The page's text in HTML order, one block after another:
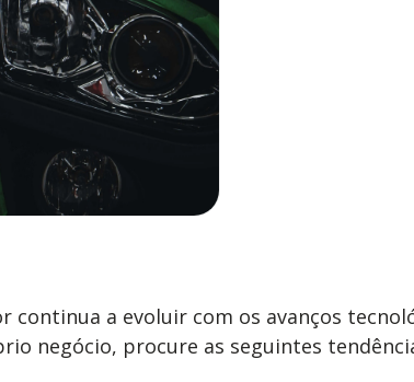
a evoluir com os avanços
negócio, procure as seguintes